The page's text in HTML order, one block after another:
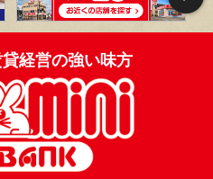
経営の強い味方